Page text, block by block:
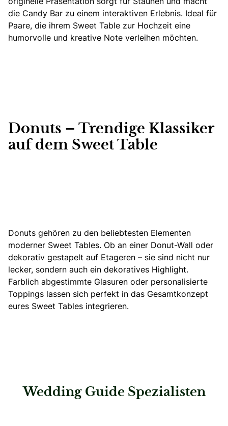
die Candy Bar zu einem interaktiven Erlebnis. Ideal für
Paare, die ihrem Sweet Table zur Hochzeit eine
humorvolle und kreative Note verleihen möchten.
Donuts – Trendige Klassiker
auf dem Sweet Table
Donuts gehören zu den beliebtesten Elementen
moderner Sweet Tables. Ob an einer Donut-Wall oder
dekorativ gestapelt auf Etageren – sie sind nicht nur
lecker, sondern auch ein dekoratives Highlight.
Farblich abgestimmte Glasuren oder personalisierte
Toppings lassen sich perfekt in das Gesamtkonzept
eures Sweet Tables integrieren.
Wedding Guide Spezialisten